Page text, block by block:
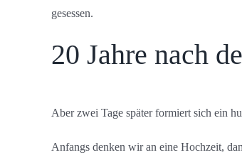
gesessen.
20 Jahre nach
Aber zwei Tage später formiert sich ein
Anfangs denken wir an eine Hochzeit,